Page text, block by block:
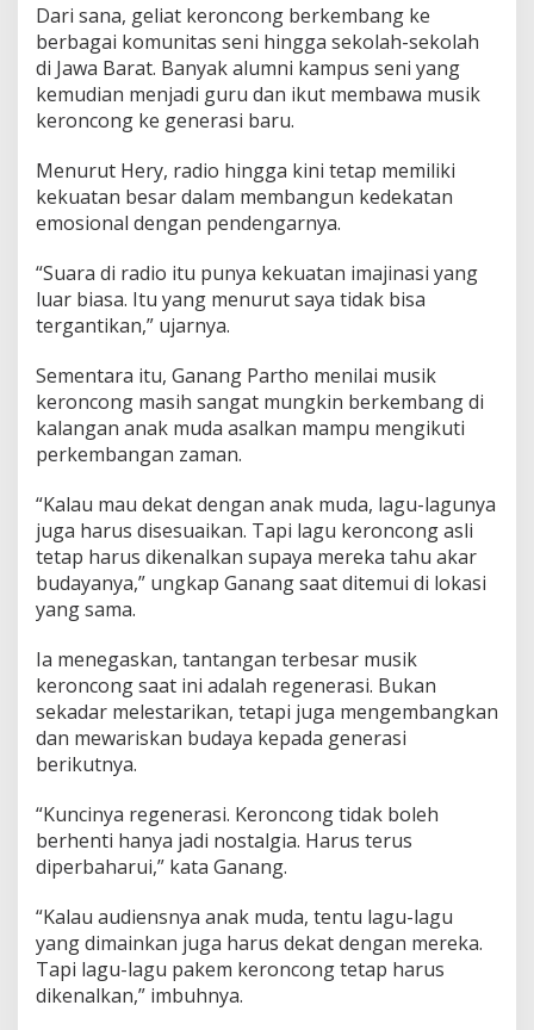
Dari sana, geliat keroncong berkembang ke
berbagai komunitas seni hingga sekolah-sekolah
di Jawa Barat. Banyak alumni kampus seni yang
kemudian menjadi guru dan ikut membawa musik
keroncong ke generasi baru.
Menurut Hery, radio hingga kini tetap memiliki
kekuatan besar dalam membangun kedekatan
emosional dengan pendengarnya.
“Suara di radio itu punya kekuatan imajinasi yang
luar biasa. Itu yang menurut saya tidak bisa
tergantikan,” ujarnya.
Sementara itu, Ganang Partho menilai musik
keroncong masih sangat mungkin berkembang di
kalangan anak muda asalkan mampu mengikuti
perkembangan zaman.
“Kalau mau dekat dengan anak muda, lagu-lagunya
juga harus disesuaikan. Tapi lagu keroncong asli
tetap harus dikenalkan supaya mereka tahu akar
budayanya,” ungkap Ganang saat ditemui di lokasi
yang sama.
Ia menegaskan, tantangan terbesar musik
keroncong saat ini adalah regenerasi. Bukan
sekadar melestarikan, tetapi juga mengembangkan
dan mewariskan budaya kepada generasi
berikutnya.
“Kuncinya regenerasi. Keroncong tidak boleh
berhenti hanya jadi nostalgia. Harus terus
diperbaharui,” kata Ganang.
“Kalau audiensnya anak muda, tentu lagu-lagu
yang dimainkan juga harus dekat dengan mereka.
Tapi lagu-lagu pakem keroncong tetap harus
dikenalkan,” imbuhnya.